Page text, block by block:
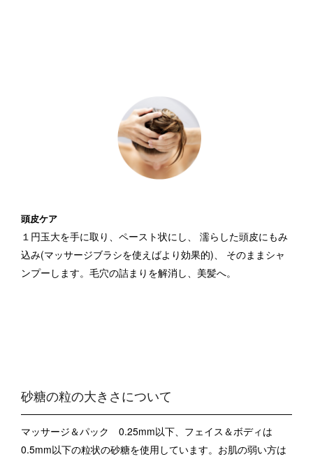
頭皮ケア
１円玉大を手に取り、ペースト状にし、
濡らした頭皮にもみ
込み(マッサージブラシを使えばより効果的)、
そのままシャ
ンプーします。毛穴の詰まりを解消し、美髪へ。
砂糖の粒の大きさについて
マッサージ＆パック 0.25mm以下、フェイス＆ボディは
0.5mm以下の粒状の砂糖を使用しています。 お肌の弱い方は